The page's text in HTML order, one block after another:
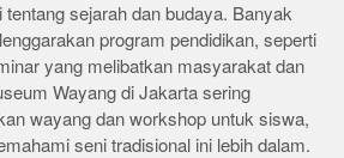
sejarah dan budaya. Banyak
program pendidikan, seperti
yang melibatkan masyarakat dan
Wayang di Jakarta sering
wayang dan workshop untuk siswa,
seni tradisional ini lebih dalam.